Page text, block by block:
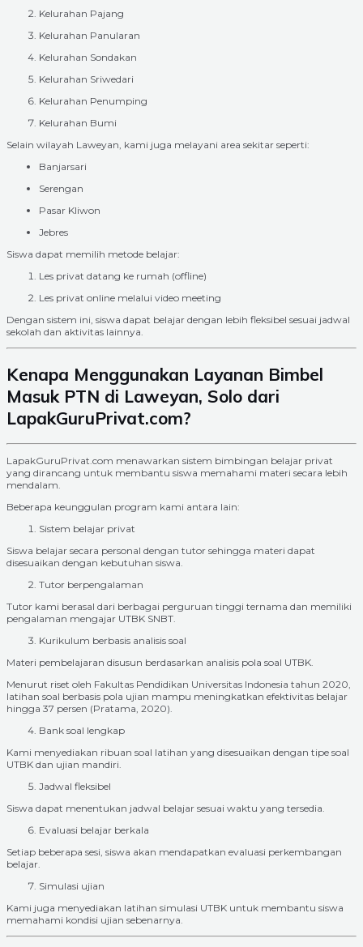
Kelurahan Pajang
Kelurahan Panularan
Kelurahan Sondakan
Kelurahan Sriwedari
Kelurahan Penumping
Kelurahan Bumi
Selain wilayah Laweyan, kami juga melayani area sekitar seperti:
Banjarsari
Serengan
Pasar Kliwon
Jebres
Siswa dapat memilih metode belajar:
Les privat datang ke rumah (offline)
Les privat online melalui video meeting
Dengan sistem ini, siswa dapat belajar dengan lebih fleksibel sesuai jadwal
sekolah dan aktivitas lainnya.
Kenapa Menggunakan Layanan Bimbel
Masuk PTN di Laweyan, Solo dari
LapakGuruPrivat.com?
LapakGuruPrivat.com menawarkan sistem bimbingan belajar privat
yang dirancang untuk membantu siswa memahami materi secara lebih
mendalam.
Beberapa keunggulan program kami antara lain:
Sistem belajar privat
Siswa belajar secara personal dengan tutor sehingga materi dapat
disesuaikan dengan kebutuhan siswa.
Tutor berpengalaman
Tutor kami berasal dari berbagai perguruan tinggi ternama dan memiliki
pengalaman mengajar UTBK SNBT.
Kurikulum berbasis analisis soal
Materi pembelajaran disusun berdasarkan analisis pola soal UTBK.
Menurut riset oleh Fakultas Pendidikan Universitas Indonesia tahun 2020,
latihan soal berbasis pola ujian mampu meningkatkan efektivitas belajar
hingga 37 persen (Pratama, 2020).
Bank soal lengkap
Kami menyediakan ribuan soal latihan yang disesuaikan dengan tipe soal
UTBK dan ujian mandiri.
Jadwal fleksibel
Siswa dapat menentukan jadwal belajar sesuai waktu yang tersedia.
Evaluasi belajar berkala
Setiap beberapa sesi, siswa akan mendapatkan evaluasi perkembangan
belajar.
Simulasi ujian
Kami juga menyediakan latihan simulasi UTBK untuk membantu siswa
memahami kondisi ujian sebenarnya.